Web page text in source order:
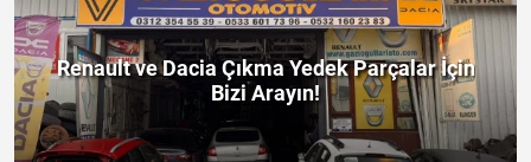
Renault ve Dacia Çıkma Yedek Parçalar İçin
Bizi Arayın!